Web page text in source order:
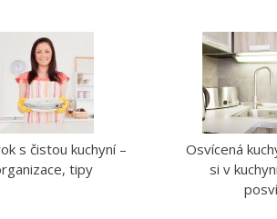
s čistou kuchyní –
tipy
Osvícená
si v